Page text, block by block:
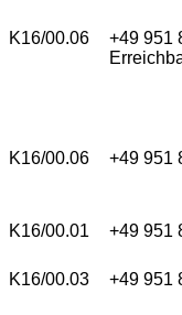
K16/00.06
+49 951
K16/00.06 +49 951
K16/00.01 +49 951
K16/00.03 +49 951